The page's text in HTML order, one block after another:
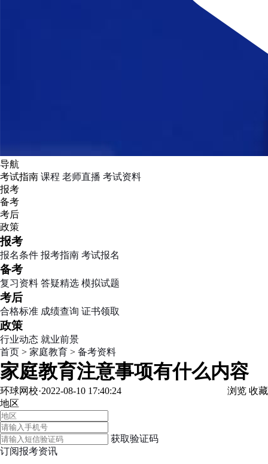
导航
考试指南 课程 老师直播 考试资料
报考
备考
考后
政策
报考
报名条件 报考指南 考试报名
备考
复习资料 答疑精选 模拟试题
考后
合格标准 成绩查询 证书领取
政策
行业动态 就业前景
首页 > 家庭教育 > 备考资料
家庭教育注意事项有什么内容
环球网校·2022-08-10 17:40:24 浏览 收藏
地区
获取验证码
订阅报考资讯